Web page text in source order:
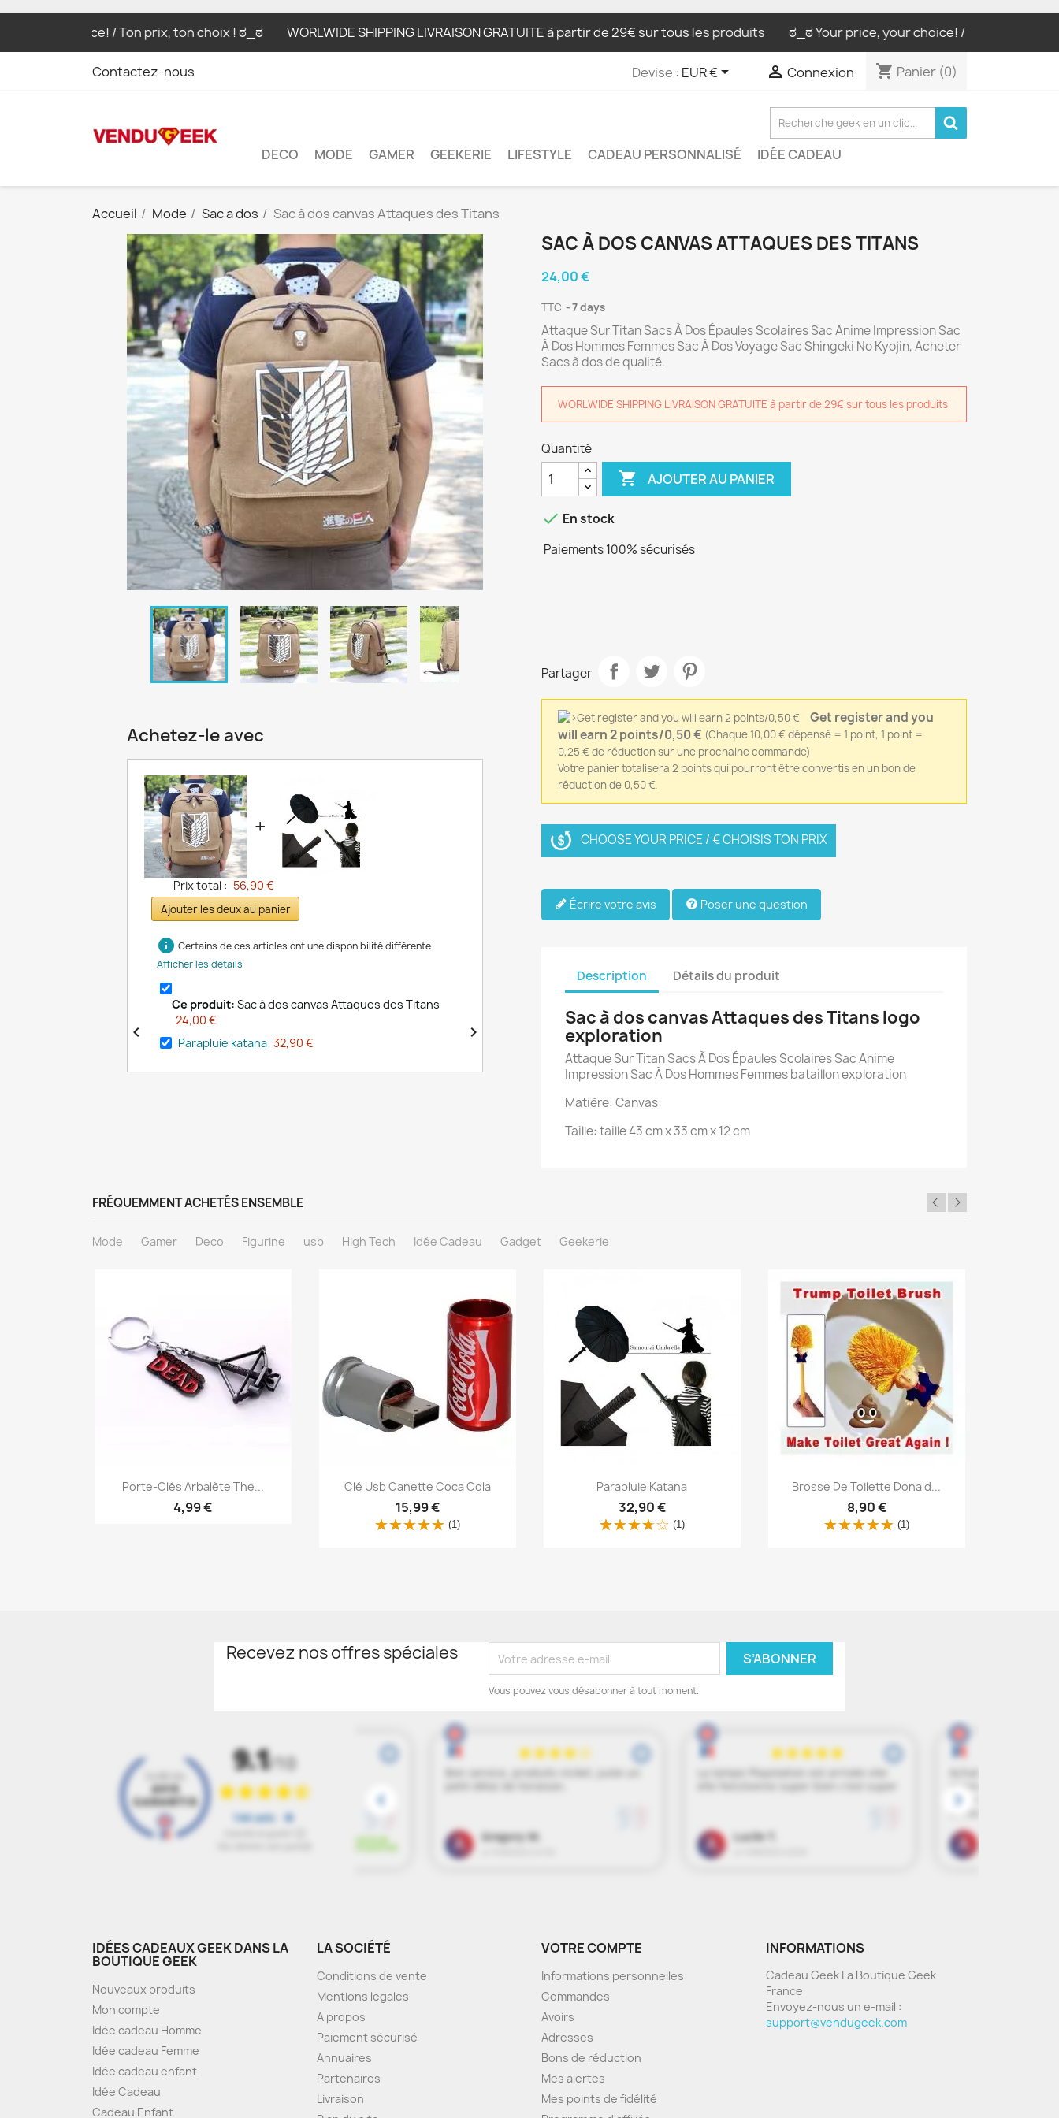
your choice! / Ton prix, ton choix ! ಠ_ಠ WORLWIDE SHIPPING LIVRAISON GRATUITE à partir de 29€ sur tous les produits ಠ_ಠ Your price, your choice! / Ton prix, ton
Contactez-nous Devise : EUR €  Connexion shopping_cart Panier (0)
DECO MODE GAMER GEEKERIE LIFESTYLE CADEAU PERSONNALISÉ IDÉE CADEAU
Accueil Mode Sac a dos Sac à dos canvas Attaques des Titans
Achetez-le avec
+
Prix total : 56,90 €
Ajouter les deux au panier
info Certains de ces articles ont une disponibilité différente
Afficher les détails
Ce produit: Sac à dos canvas Attaques des Titans
24,00 €
Parapluie katana 32,90 €
 
SAC À DOS CANVAS ATTAQUES DES TITANS
24,00 €
TTC 7 days
Attaque Sur Titan Sacs À Dos Épaules Scolaires Sac Anime Impression Sac
À Dos Hommes Femmes Sac À Dos Voyage Sac Shingeki No Kyojin, Acheter
Sacs à dos de qualité.
WORLWIDE SHIPPING LIVRAISON GRATUITE à partir de 29€ sur tous les produits
Quantité
 AJOUTER AU PANIER
 En stock
Paiements 100% sécurisés
Partager
Get register and you
will earn 2 points/0,50 € (Chaque 10,00 € dépensé = 1 point, 1 point =
0,25 € de réduction sur une prochaine commande)
Votre panier totalisera 2 points qui pourront être convertis en un bon de
réduction de 0,50 €.
CHOOSE YOUR PRICE / € CHOISIS TON PRIX
Écrire votre avis Poser une question
Description Détails du produit
Sac à dos canvas Attaques des Titans logo
exploration
Attaque Sur Titan Sacs À Dos Épaules Scolaires Sac Anime
Impression Sac À Dos Hommes Femmes bataillon exploration
Matière: Canvas
Taille: taille 43 cm x 33 cm x 12 cm
FRÉQUEMMENT ACHETÉS ENSEMBLE
Mode Gamer Deco Figurine usb High Tech Idée Cadeau Gadget Geekerie
Aperçu rapide
Porte-Clés Arbalète The...
4,99 €
Aperçu rapide
Clé Usb Canette Coca Cola
15,99 €
(1)
Aperçu rapide
Parapluie Katana
32,90 €
(1)
 Aperçu rapide
Brosse De Toilette Donald...
8,90 €
(1)
Recevez nos offres spéciales
Vous pouvez vous désabonner à tout moment.
IDÉES CADEAUX GEEK DANS LA
BOUTIQUE GEEK
Nouveaux produits
Mon compte
Idée cadeau Homme
Idée cadeau Femme
Idée cadeau enfant
Idée Cadeau
Cadeau Enfant
LA SOCIÉTÉ
Conditions de vente
Mentions legales
A propos
Paiement sécurisé
Annuaires
Partenaires
Livraison
VOTRE COMPTE
Informations personnelles
Commandes
Avoirs
Adresses
Bons de réduction
Mes alertes
Mes points de fidélité
INFORMATIONS
Cadeau Geek La Boutique Geek
France
Envoyez-nous un e-mail :
support@vendugeek.com